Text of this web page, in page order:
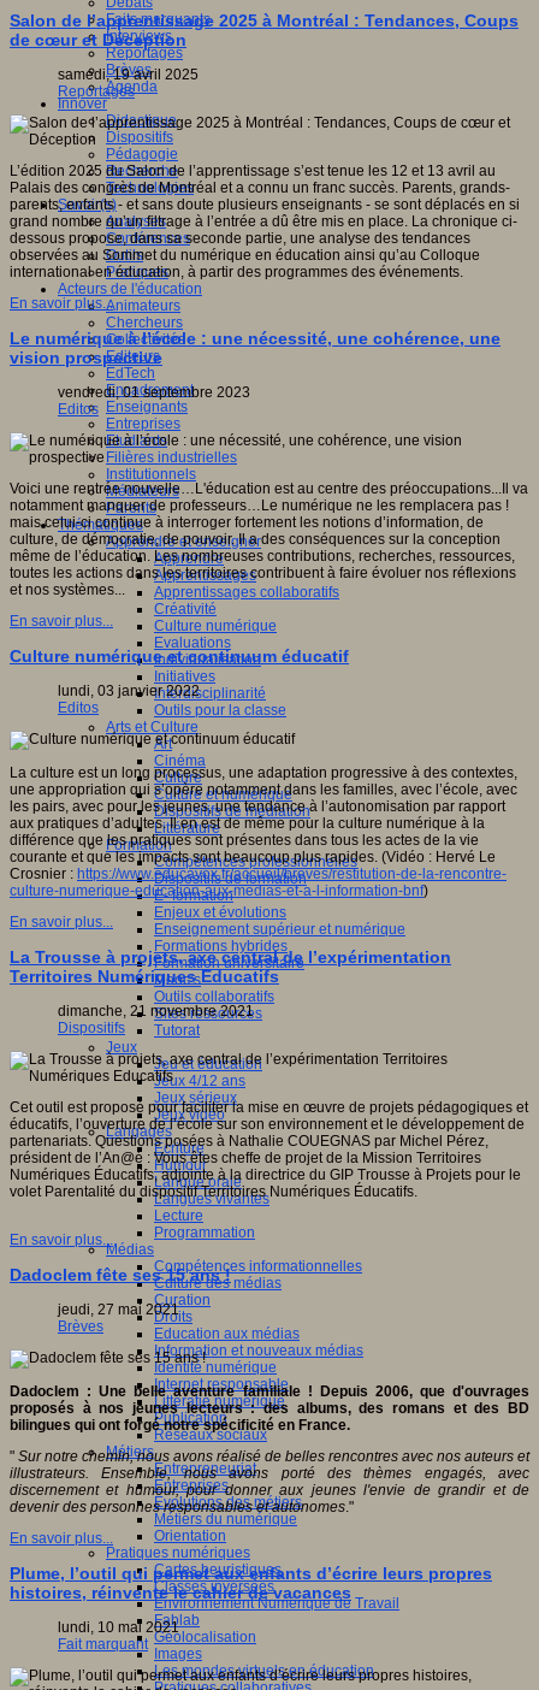
Faits marquants
Interviews
Reportages
Brèves
Agenda
Innover
Didactique
Dispositifs
Pédagogie
Recherche
Technologies
Savoir(s)
Analyses
Conférences
Outils
Pratiques
Acteurs de l'éducation
Animateurs
Chercheurs
Collectivités
Editeurs
EdTech
Encadrement
Enseignants
Entreprises
Etudiants
Filières industrielles
Institutionnels
Médiateurs
Parents
Thématiques
Apprendre et enseigner
Apprendre
Apprentissages
Apprentissages collaboratifs
Créativité
Culture numérique
Evaluations
Individualisation
Initiatives
Interdisciplinarité
Outils pour la classe
Arts et Culture
Art
Cinéma
Culture
Culture et numérique
Dispositifs de médiation
Littérature
Formation
Compétences professionnelles
Dispositifs de formation
E- formation
Enjeux et évolutions
Enseignement supérieur et numérique
Formations hybrides
Formation universitaire
Mooc’s
Outils collaboratifs
Sites ressources
Tutorat
Jeux
Jeu et éducation
Jeux 4/12 ans
Jeux sérieux
Jeux vidéo
Langages
Ecriture
Humour
Langue orale
Langues vivantes
Lecture
Programmation
Médias
Compétences informationnelles
Culture des médias
Curation
Droits
Education aux médias
Information et nouveaux médias
Identité numérique
Internet responsable
Littératie numérique
Publication
Réseaux sociaux
Métiers
Entrepreneuriat
Entreprises
Evolutions des métiers
Métiers du numérique
Orientation
Pratiques numériques
Cartes heuristiques
Classes inversées
Environnement Numérique de Travail
Fablab
Géolocalisation
Images
Les mondes virtuels en éducation
Salon de l’apprentissage 2025 à Montréal : Tendances, Coups
de cœur et Déception
samedi, 19 avril 2025
Reportages
L’édition 2025 du Salon de l’apprentissage s’est tenue les 12 et 13 avril au
Palais des congrès de Montréal et a connu un franc succès. Parents, grands-
parents, enfants - et sans doute plusieurs enseignants - se sont déplacés en si
grand nombre qu’un filtrage à l’entrée a dû être mis en place. La chronique ci-
dessous propose, dans sa seconde partie, une analyse des tendances
observées au Sommet du numérique en éducation ainsi qu’au Colloque
international en éducation, à partir des programmes des événements.
En savoir plus...
Le numérique à l’école : une nécessité, une cohérence, une
vision prospective
vendredi, 01 septembre 2023
Editos
Voici une rentrée nouvelle…L'éducation est au centre des préoccupations...Il va
notamment manquer de professeurs…Le numérique ne les remplacera pas !
mais celui-ci continue à interroger fortement les notions d’information, de
culture, de démocratie, de pouvoir. Il a des conséquences sur la conception
même de l’éducation. Les nombreuses contributions, recherches, ressources,
toutes les actions dans les territoires contribuent à faire évoluer nos réflexions
et nos systèmes...
En savoir plus...
Culture numérique et continuum éducatif
lundi, 03 janvier 2022
Editos
La culture est un long processus, une adaptation progressive à des contextes,
une appropriation qui s’opère notamment dans les familles, avec l’école, avec
les pairs, avec pour les jeunes, une tendance à l’autonomisation par rapport
aux pratiques d’adultes. Il en est de même pour la culture numérique à la
différence que les pratiques sont présentes dans tous les actes de la vie
courante et que les impacts sont beaucoup plus rapides. (Vidéo : Hervé Le
Crosnier : https://www.educavox.fr/accueil/breves/restitution-de-la-rencontre-
culture-numerique-education-aux-medias-et-a-l-information-bnf)
En savoir plus...
La Trousse à projets, axe central de l’expérimentation
Territoires Numériques Educatifs
dimanche, 21 novembre 2021
Dispositifs
Cet outil est proposé pour faciliter la mise en œuvre de projets pédagogiques et
éducatifs, l’ouverture de l’école sur son environnement et le développement de
partenariats. Questions posées à Nathalie COUEGNAS par Michel Pérez,
président de l’An@é : Vous êtes cheffe de projet de la Mission Territoires
Numériques Éducatifs, adjointe à la directrice du GIP Trousse à Projets pour le
volet Parentalité du dispositif Territoires Numériques Éducatifs.
En savoir plus...
Dadoclem fête ses 15 ans !
jeudi, 27 mai 2021
Brèves
Dadoclem : Une belle aventure familiale ! Depuis 2006, que d'ouvrages
proposés à nos jeunes lecteurs : des albums, des romans et des BD
bilingues qui ont forgé notre spécificité en France.
" Sur notre chemin, nous avons réalisé de belles rencontres avec nos auteurs et
illustrateurs. Ensemble, nous avons porté des thèmes engagés, avec
discernement et humour, pour donner aux jeunes l'envie de grandir et de
devenir des personnes responsables et autonomes."
En savoir plus...
Plume, l’outil qui permet aux enfants d’écrire leurs propres
histoires, réinvente le cahier de vacances
lundi, 10 mai 2021
Fait marquant